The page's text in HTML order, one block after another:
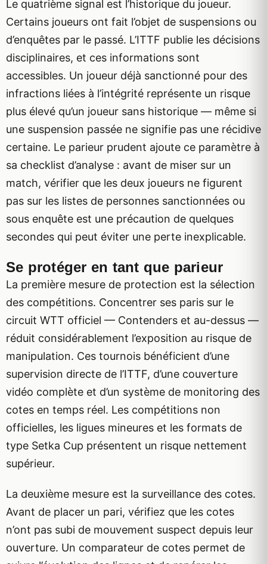
Le quatrième signal est l’historique du joueur.
Certains joueurs ont fait l’objet de suspensions ou
d’enquêtes par le passé. L’ITTF publie les décisions
disciplinaires, et ces informations sont
accessibles. Un joueur déjà sanctionné pour des
infractions liées à l’intégrité représente un risque
plus élevé qu’un joueur sans historique — même si
une suspension passée ne signifie pas une récidive
certaine. Le parieur prudent ajoute ce paramètre à
sa checklist d’analyse : avant de miser sur un
match, vérifier que les deux joueurs ne figurent
pas sur les listes de personnes sanctionnées ou
sous enquête est une précaution de quelques
secondes qui peut éviter une perte inexplicable.
Se protéger en tant que parieur
La première mesure de protection est la sélection
des compétitions. Concentrer ses paris sur le
circuit WTT officiel — Contenders et au-dessus —
réduit considérablement l’exposition au risque de
manipulation. Ces tournois bénéficient d’une
supervision directe de l’ITTF, d’une couverture
vidéo complète et d’un système de monitoring des
cotes en temps réel. Les compétitions non
officielles, les ligues mineures et les formats de
type Setka Cup présentent un risque nettement
supérieur.
La deuxième mesure est la surveillance des cotes.
Avant de placer un pari, vérifiez que les cotes
n’ont pas subi de mouvement suspect depuis leur
ouverture. Un comparateur de cotes permet de